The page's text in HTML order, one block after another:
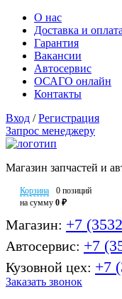
О нас
Доставка и оплата
Гарантия
Вакансии
Автосервис
ОСАГО онлайн
Контакты
Вход / Регистрация
Запрос менеджеру
Магазин запчастей и
Корзина
0 позиций
на сумму 0 ₽
Магазин: +7
Автосервис: +7
Кузовной цех: +7
Заказать звонок